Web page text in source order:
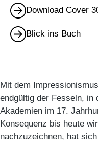
Download Cover
Blick ins Buch
Mit dem
endgültig der Fesseln, in
Akademien im 17.
Konsequenz bis heute
nachzuzeichnen, hat